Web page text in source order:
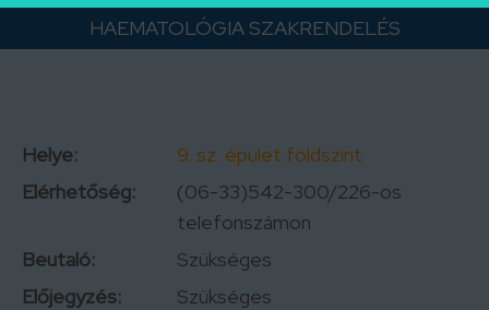
HAEMATOLÓGIA SZAKRENDELÉS
Helye:
9. sz. épület földszint
Elérhetőség:
(06-33)542-300/226-os
telefonszámon
Beutaló:
Szükséges
Előjegyzés:
Szükséges